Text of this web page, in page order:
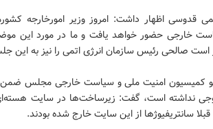
قدوسی اظهار داشت: امروز وزیر امورخارجه
خارجی حضور خواهد یافت و ما در مورد این موضوع
است صالحی رئیس سازمان انرژی اتمی را نیز به این
کمیسیون امنیت ملی و سیاست خارجی مجلس ضمن
نداشته است، گفت: زیرساخت‌ها در سایت
قبلا سانتریفیوژها از این سایت خارج شده بودند.